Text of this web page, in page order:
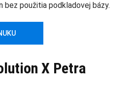
bez použitia podkladovej bázy.
X Petra